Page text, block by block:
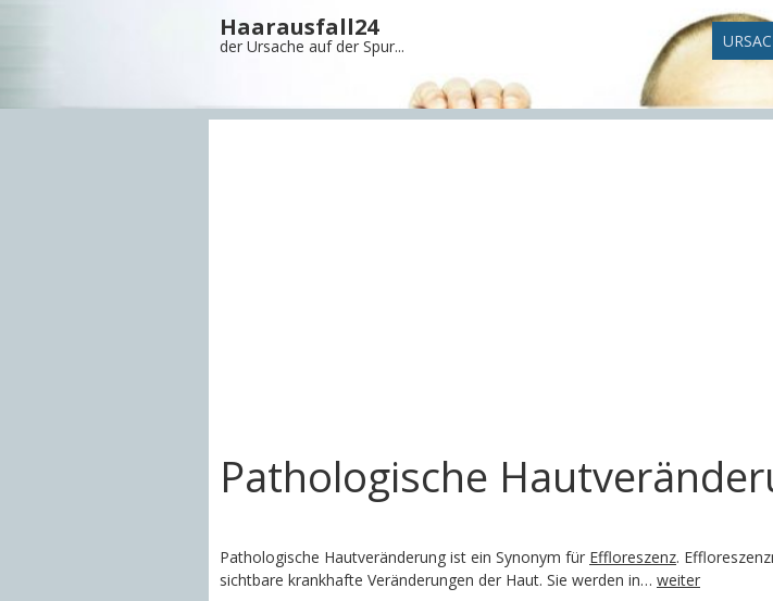
Haarausfall24
der Ursache auf der Spur...
Pathologische
Pathologische Hautveränderung ist ein Synonym für Effloreszenz.
sichtbare krankhafte Veränderungen der Haut. Sie werden in… weiter